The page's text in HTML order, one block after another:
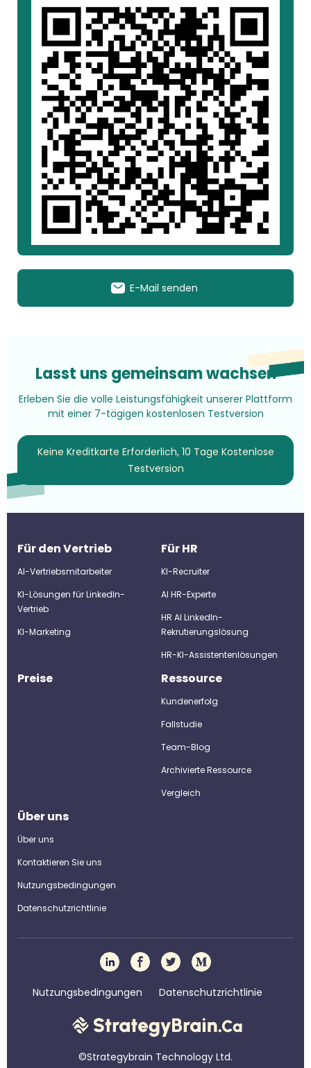
E-Mail senden
Lasst uns gemeinsam wachsen
Erleben Sie die volle Leistungsfähigkeit unserer Plattform
mit einer 7-tägigen kostenlosen Testversion
Keine Kreditkarte Erforderlich, 10 Tage Kostenlose
Testversion
Für den Vertrieb
AI-Vertriebsmitarbeiter
KI-Lösungen für LinkedIn-
Vertrieb
KI-Marketing
Für HR
KI-Recruiter
Al HR-Experte
HR AI LinkedIn-
Rekrutierungslösung
HR-KI-Assistentenlösungen
Preise Ressource
Kundenerfolg
Fallstudie
Team-Blog
Archivierte Ressource
Vergleich
Über uns
Über uns
Kontaktieren Sie uns
Nutzungsbedingungen
Datenschutzrichtlinie
Nutzungsbedingungen Datenschutzrichtlinie
©Strategybrain Technology Ltd.